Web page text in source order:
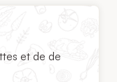
et de de